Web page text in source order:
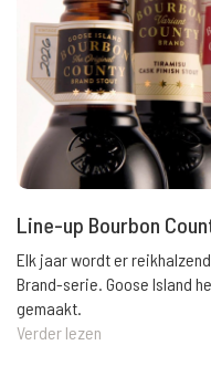
Line-up Bourbon
Elk jaar wordt er
Brand-serie. Goose Island
gemaakt.
Verder lezen